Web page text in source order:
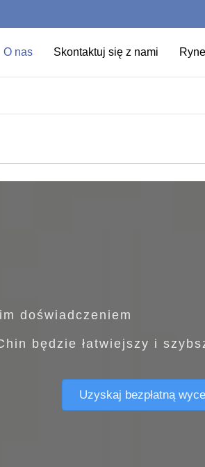
O nas Skontaktuj się z nami
doświadczeniem
będzie łatwiejszy i
Uzyskaj bezpłatną